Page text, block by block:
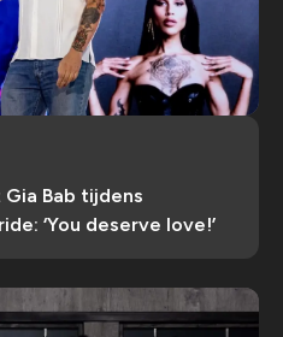
Bab tijdens
‘You deserve love!’